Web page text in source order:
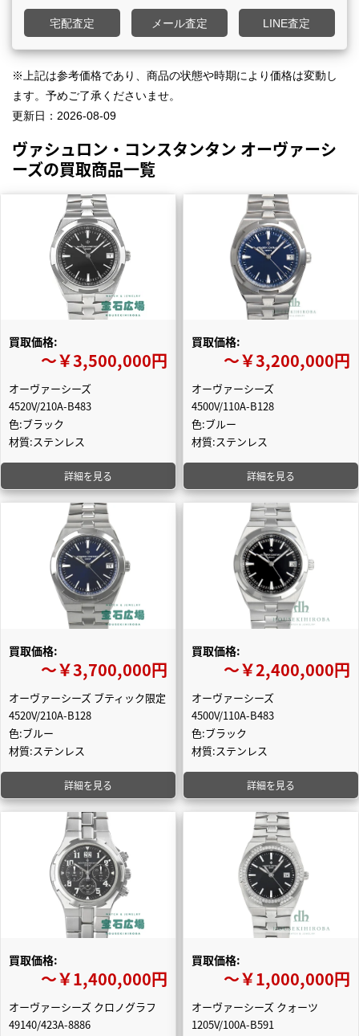
宅配査定 メール査定 LINE査定
※上記は参考価格であり、商品の状態や時期により価格は変動し
ます。予めご了承くださいませ。
更新日： 2026-08-09
ヴァシュロン・コンスタンタン オーヴァーシ
ーズの買取商品一覧
買取価格:
〜￥3,500,000円
オーヴァーシーズ
4520V/210A-B483
色:ブラック
材質:ステンレス
詳細を見る
買取価格:
〜￥3,200,000円
オーヴァーシーズ
4500V/110A-B128
色:ブルー
材質:ステンレス
詳細を見る
買取価格:
〜￥3,700,000円
オーヴァーシーズ ブティック限定
4520V/210A-B128
色:ブルー
材質:ステンレス
詳細を見る
買取価格:
〜￥2,400,000円
オーヴァーシーズ
4500V/110A-B483
色:ブラック
材質:ステンレス
詳細を見る
買取価格:
〜￥1,400,000円
オーヴァーシーズ クロノグラフ
49140/423A-8886
買取価格:
〜￥1,000,000円
オーヴァーシーズ クォーツ
1205V/100A-B591